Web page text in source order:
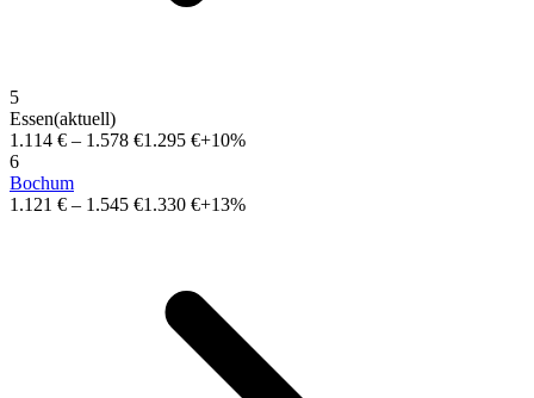
5
Essen(aktuell)
1.114 € – 1.578 €1.295 €+10%
6
Bochum
1.121 € – 1.545 €1.330 €+13%